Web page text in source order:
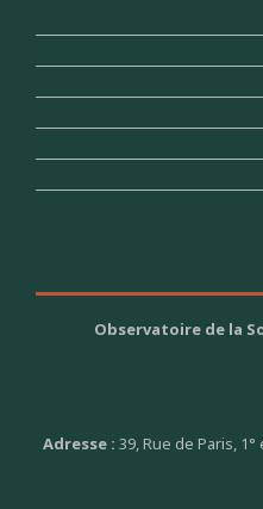
Observatoire de la
Adresse :39, Rue de Paris,